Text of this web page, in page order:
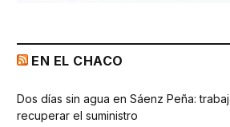
EN EL CHACO
Dos días sin agua en Sáenz Peña:
recuperar el suministro